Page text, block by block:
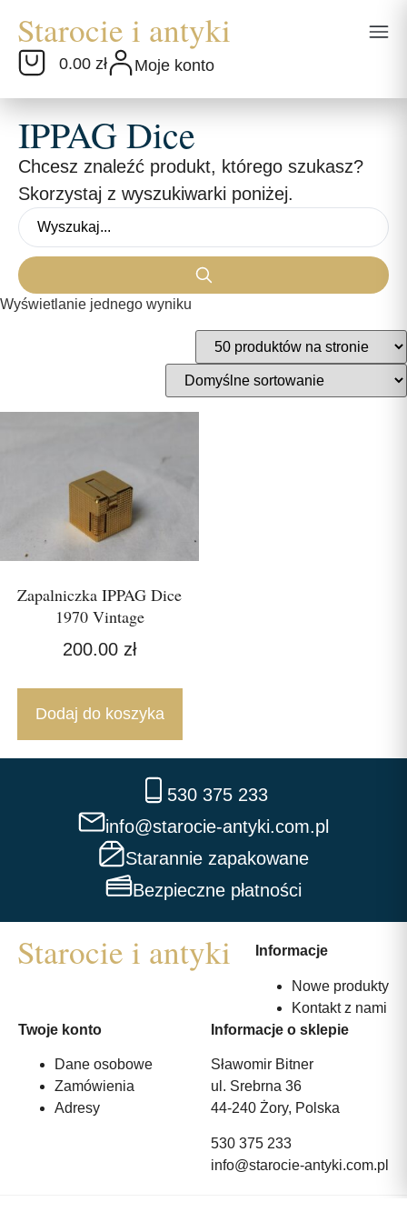
0.00 zł Moje konto
IPPAG Dice
Chcesz znaleźć produkt, którego szukasz?
Skorzystaj z wyszukiwarki poniżej.
Wyświetlanie jednego wyniku
Zapalniczka IPPAG Dice
1970 Vintage
200.00 zł
Dodaj do koszyka
530 375 233
info@starocie-antyki.com.pl
Starannie zapakowane
Bezpieczne płatności
Informacje
Nowe produkty
Kontakt z nami
Twoje konto
Dane osobowe
Zamówienia
Adresy
Informacje o sklepie
Sławomir Bitner
ul. Srebrna 36
44-240 Żory, Polska
530 375 233
info@starocie-antyki.com.pl